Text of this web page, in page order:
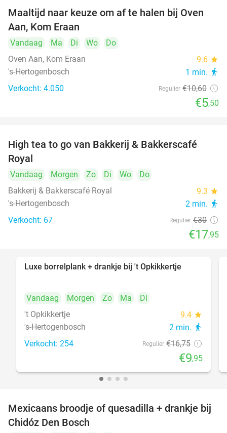
48%
Maaltijd naar keuze om af te halen bij Oven
Aan, Kom Eraan
Vandaag Ma Di Wo
Do
Oven Aan, Kom Eraan
9.6 star
's-Hertogenbosch 1 min. directions_walk
Verkocht: 4.050 Regulier €10,60
€5,50
40%
High tea to go van Bakkerij & Bakkerscafé
Royal
Vandaag Morgen Zo Di Wo
Do
Bakkerij & Bakkerscafé Royal
9.3 star
's-Hertogenbosch 2 min. directions_walk
Verkocht: 67 Regulier €30
€17,95
Luxe borrelplank + drankje bij 't Opkikkertje
Vandaag Morgen Zo Ma
Di
't Opkikkertje
9.4 star
's-Hertogenbosch 2 min. directions_walk
Verkocht: 254 Regulier €16,75
€9,95
37%
Mexicaans broodje of quesadilla + drankje bij
Chidóz Den Bosch